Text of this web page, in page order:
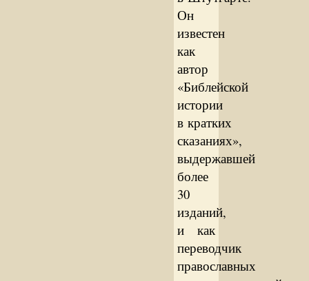
Он
известен
как
автор
«Библейской
истории
в кратких
сказаниях»,
выдержавшей
более
30
изданий,
и как
переводчик
православных